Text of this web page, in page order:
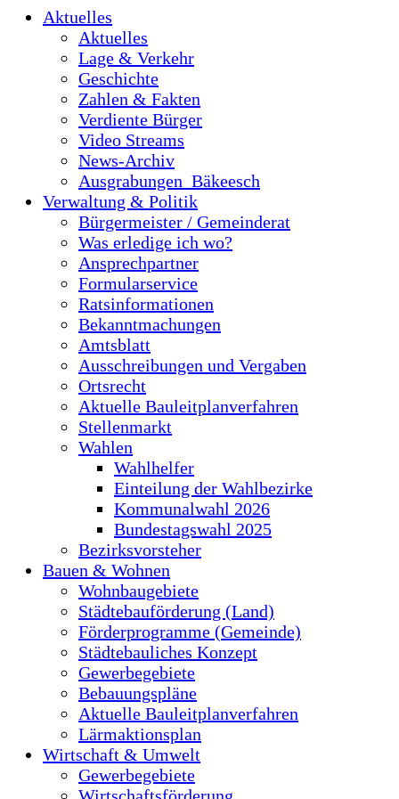
Aktuelles
Aktuelles
Lage & Verkehr
Geschichte
Zahlen & Fakten
Verdiente Bürger
Video Streams
News-Archiv
Ausgrabungen_Bäkeesch
Verwaltung & Politik
Bürgermeister / Gemeinderat
Was erledige ich wo?
Ansprechpartner
Formularservice
Ratsinformationen
Bekanntmachungen
Amtsblatt
Ausschreibungen und Vergaben
Ortsrecht
Aktuelle Bauleitplanverfahren
Stellenmarkt
Wahlen
Wahlhelfer
Einteilung der Wahlbezirke
Kommunalwahl 2026
Bundestagswahl 2025
Bezirksvorsteher
Bauen & Wohnen
Wohnbaugebiete
Städtebauförderung (Land)
Förderprogramme (Gemeinde)
Städtebauliches Konzept
Gewerbegebiete
Bebauungspläne
Aktuelle Bauleitplanverfahren
Lärmaktionsplan
Wirtschaft & Umwelt
Gewerbegebiete